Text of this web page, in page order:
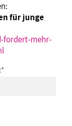
für junge
fordert-mehr-
*